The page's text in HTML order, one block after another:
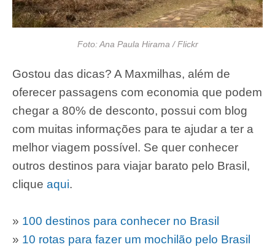
Foto: Ana Paula Hirama / Flickr
Gostou das dicas? A Maxmilhas, além de
oferecer passagens com economia que podem
chegar a 80% de desconto, possui com blog
com muitas informações para te ajudar a ter a
melhor viagem possível. Se quer conhecer
outros destinos para viajar barato pelo Brasil,
clique aqui.
» 100 destinos para conhecer no Brasil
» 10 rotas para fazer um mochilão pelo Brasil